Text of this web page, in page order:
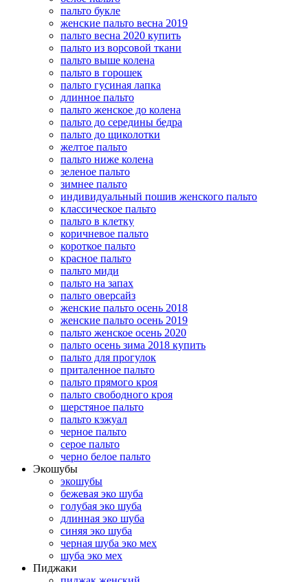
пальто букле
женские пальто весна 2019
пальто весна 2020 купить
пальто из ворсовой ткани
пальто выше колена
пальто в горошек
пальто гусиная лапка
длинное пальто
пальто женское до колена
пальто до середины бедра
пальто до щиколотки
желтое пальто
пальто ниже колена
зеленое пальто
зимнее пальто
индивидуальный пошив женского пальто
классическое пальто
пальто в клетку
коричневое пальто
короткое пальто
красное пальто
пальто миди
пальто на запах
пальто оверсайз
женские пальто осень 2018
женские пальто осень 2019
пальто женское осень 2020
пальто осень зима 2018 купить
пальто для прогулок
приталенное пальто
пальто прямого кроя
пальто свободного кроя
шерстяное пальто
пальто кэжуал
черное пальто
серое пальто
черно белое пальто
Экошубы
экошубы
бежевая эко шуба
голубая эко шуба
длинная эко шуба
синяя эко шуба
черная шуба эко мех
шуба эко мех
Пиджаки